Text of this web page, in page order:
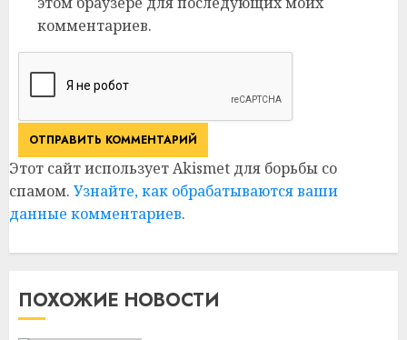
комментариев.
Этот сайт использует Akismet для борьбы со
спамом. Узнайте, как обрабатываются ваши
данные комментариев.
ПОХОЖИЕ НОВОСТИ